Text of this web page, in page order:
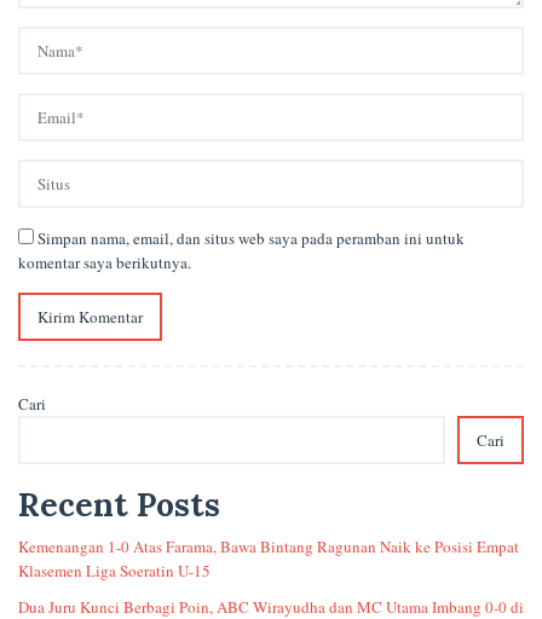
Simpan nama, email, dan situs web saya pada peramban ini untuk
komentar saya berikutnya.
Cari
Cari
Recent Posts
Kemenangan 1-0 Atas Farama, Bawa Bintang Ragunan Naik ke Posisi Empat
Klasemen Liga Soeratin U-15
Dua Juru Kunci Berbagi Poin, ABC Wirayudha dan MC Utama Imbang 0-0 di